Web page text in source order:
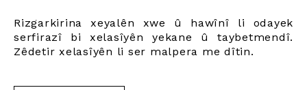
Rizgarkirina xeyalên xwe û hawînî li odayek
serfirazî bi xelasîyên yekane û taybetmendî.
Zêdetir xelasîyên li ser malpera me dîtin.